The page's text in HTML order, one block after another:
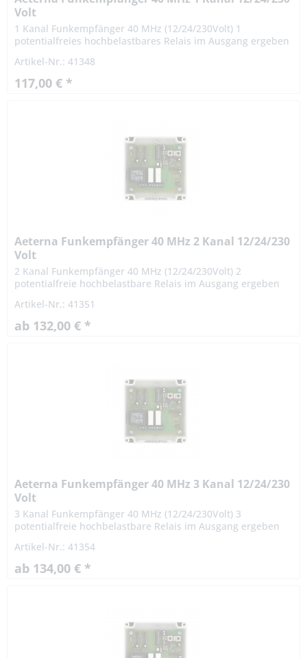
Volt
1 Kanal Funkempfänger 40 MHz (12/24/230Volt) 1
potentialfreies hochbelastbares Relais im Ausgang ergeben
sich...
Artikel-Nr.: 41348
117,00 € *
Aeterna Funkempfänger 40 MHz 2 Kanal 12/24/230
Volt
2 Kanal Funkempfänger 40 MHz (12/24/230Volt) 2
potentialfreie hochbelastbare Relais im Ausgang ergeben
sich besonders...
Artikel-Nr.: 41351
ab 132,00 € *
Aeterna Funkempfänger 40 MHz 3 Kanal 12/24/230
Volt
3 Kanal Funkempfänger 40 MHz (12/24/230Volt) 3
potentialfreie hochbelastbare Relais im Ausgang ergeben
sich besonders...
Artikel-Nr.: 41354
ab 134,00 € *